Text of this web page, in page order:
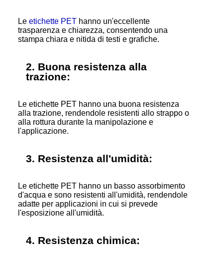
Leetichette PET hanno un'eccellente
trasparenza e chiarezza, consentendo una
stampa chiara e nitida di testi e grafiche.
2. Buona resistenza alla
trazione:
Le etichette PET hanno una buona resistenza
alla trazione, rendendole resistenti allo strappo o
alla rottura durante la manipolazione e
l'applicazione.
3. Resistenza all'umidità:
Le etichette PET hanno un basso assorbimento
d'acqua e sono resistenti all'umidità, rendendole
adatte per applicazioni in cui si prevede
l'esposizione all'umidità.
4. Resistenza chimica: